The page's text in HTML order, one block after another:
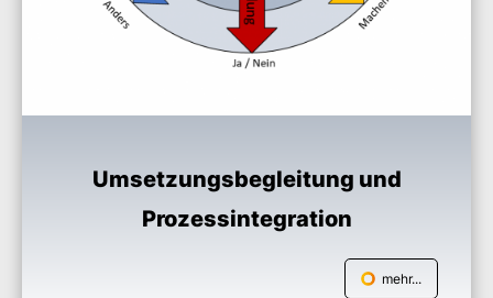
Umsetzungsbegleitung und
Prozessintegration
mehr...